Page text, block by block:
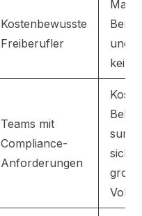
Kostenbewusste
Freiberufler
und
keine
Teams mit
Compliance-
Anforderungen
Beleg
sich